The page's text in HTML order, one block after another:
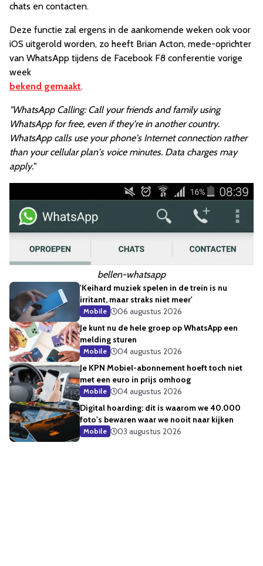
chats en contacten.
Deze functie zal ergens in de aankomende weken ook voor
iOS uitgerold worden, zo heeft Brian Acton, mede-oprichter
van WhatsApp tijdens de Facebook F8 conferentie vorige
week
bekend gemaakt.
"WhatsApp Calling: Call your friends and family using
WhatsApp for free, even if they're in another country.
WhatsApp calls use your phone's Internet connection rather
than your cellular plan's voice minutes. Data charges may
apply."
bellen-whatsapp
'Keihard muziek spelen in de trein is nu
irritant, maar straks niet meer'
Mobile
06 augustus 2026
Je kunt nu de hele groep op WhatsApp een
melding sturen
Mobile
04 augustus 2026
Je KPN Mobiel-abonnement hoeft toch niet
met een euro in prijs omhoog
Mobile
04 augustus 2026
Digital hoarding: dit is waarom we 40.000
foto's bewaren waar we nooit naar kijken
Mobile 03 augustus 2026